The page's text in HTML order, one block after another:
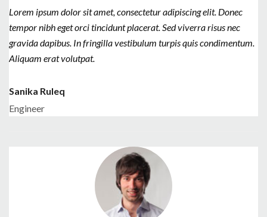
Lorem ipsum dolor sit amet, consectetur adipiscing elit. Donec
tempor nibh eget orci tincidunt placerat. Sed viverra risus nec
gravida dapibus. In fringilla vestibulum turpis quis condimentum.
Aliquam erat volutpat.
Sanika Ruleq
Engineer